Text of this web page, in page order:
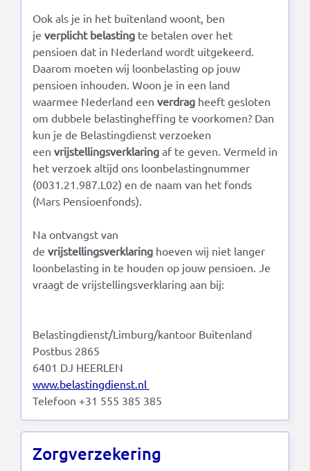
Ook als je in het buitenland woont, ben
je verplicht belasting te betalen over het
pensioen dat in Nederland wordt uitgekeerd.
Daarom moeten wij loonbelasting op jouw
pensioen inhouden. Woon je in een land
waarmee Nederland een verdrag heeft gesloten
om dubbele belastingheffing te voorkomen? Dan
kun je de Belastingdienst verzoeken
een vrijstellingsverklaring af te geven. Vermeld in
het verzoek altijd ons loonbelastingnummer
(0031.21.987.L02) en de naam van het fonds
(Mars Pensioenfonds).
Na ontvangst van
de vrijstellingsverklaring hoeven wij niet langer
loonbelasting in te houden op jouw pensioen. Je
vraagt de vrijstellingsverklaring aan bij:
Belastingdienst/Limburg/kantoor Buitenland
Postbus 2865
6401 DJ HEERLEN
www.belastingdienst.nl
Telefoon +31 555 385 385
Zorgverzekering